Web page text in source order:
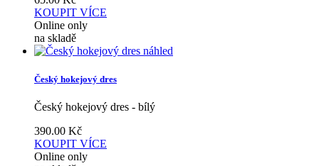
KOUPIT VÍCE
Online only
na skladě
náhled
Český hokejový dres
Český hokejový dres - bílý
390.00 Kč
KOUPIT VÍCE
Online only